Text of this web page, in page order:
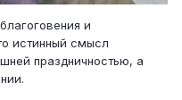
и
истинный смысл
праздничностью, а